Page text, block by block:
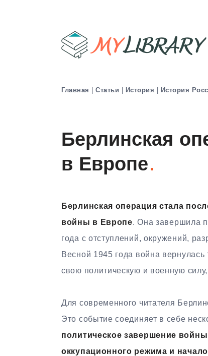
Главная | Статьи | История | История
Берлинская
в Европе
Берлинская операция стала
войны в Европе. Она завершила
года с отступлений, окружений,
Весной 1945 года война вернулась
свою политическую и военную
Для современного читателя
Это событие соединяет в себе
политическое завершение
оккупационного режима и